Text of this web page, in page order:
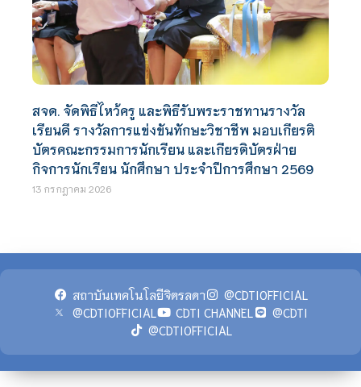
สจด. จัดพิธีไหว้ครู และพิธีรับพระราชทานรางวัล
เรียนดี รางวัลการแข่งขันทักษะวิชาชีพ มอบเกียรติ
บัตรคณะกรรมการนักเรียน และเกียรติบัตรฝ่าย
กิจการนักเรียน นักศึกษา ประจำปีการศึกษา 2569
13 กรกฎาคม 2026
สถาบันเทคโนโลยีจิตรลดา
@CDTIOFFICIAL
@CDTIOFFICIAL
CDTI CHANNEL
@CDTI
@CDTIOFFICIAL